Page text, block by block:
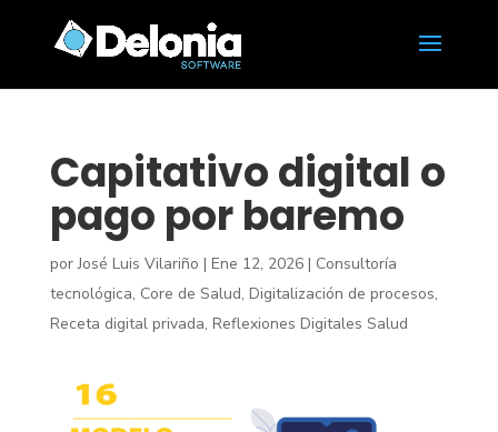
Capitativo digital o
pago por baremo
porJosé Luis Vilariño | Ene 12, 2026| Consultoría
tecnológica, Core de Salud, Digitalización de procesos,
Receta digital privada, Reflexiones Digitales Salud